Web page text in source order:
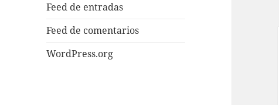
Feed de entradas
Feed de comentarios
WordPress.org